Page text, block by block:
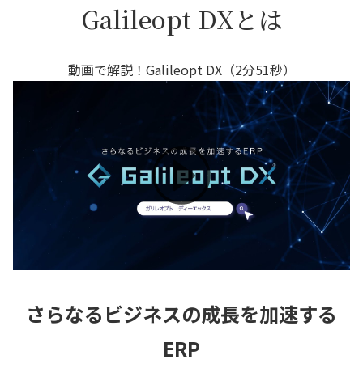
Galileopt DXとは
動画で解説！Galileopt DX（2分51秒）
さらなるビジネスの成長を加速する
ERP